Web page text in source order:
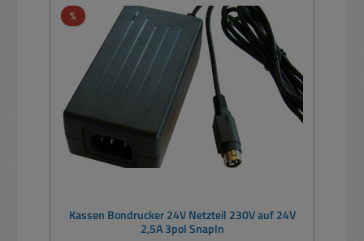
%Rabatt
Kassen Bondrucker 24V Netzteil 230V auf 24V
2,5A 3pol SnapIn